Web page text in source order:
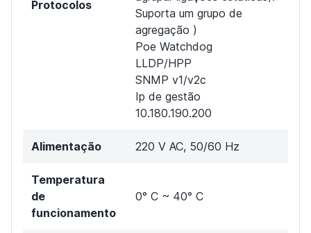
Protocolos
Suporta um grupo de
agregação )
Poe Watchdog
LLDP/HPP
SNMP v1/v2c
Ip de gestão
10.180.190.200
Alimentação 220 V AC, 50/60 Hz
Temperatura
de
funcionamento
0° C ~ 40° C